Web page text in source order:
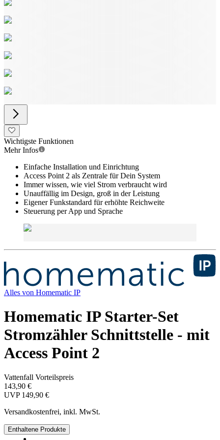
Wichtigste Funktionen
Mehr Infos
Einfache Installation und Einrichtung
Access Point 2 als Zentrale für Dein System
Immer wissen, wie viel Strom verbraucht wird
Unauffällig im Design, groß in der Leistung
Eigener Funkstandard für erhöhte Reichweite
Steuerung per App und Sprache
Alles von Homematic IP
Homematic IP Starter-Set
Stromzähler Schnittstelle - mit
Access Point 2
Vattenfall Vorteilspreis
143,90 €
UVP 149,90 €
Versandkostenfrei, inkl. MwSt.
Enthaltene Produkte